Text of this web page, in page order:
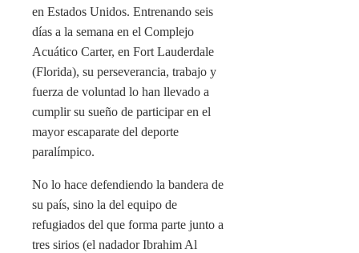
en Estados Unidos. Entrenando seis
días a la semana en el Complejo
Acuático Carter, en Fort Lauderdale
(Florida), su perseverancia, trabajo y
fuerza de voluntad lo han llevado a
cumplir su sueño de participar en el
mayor escaparate del deporte
paralímpico.
No lo hace defendiendo la bandera de
su país, sino la del equipo de
refugiados del que forma parte junto a
tres sirios (el nadador Ibrahim Al